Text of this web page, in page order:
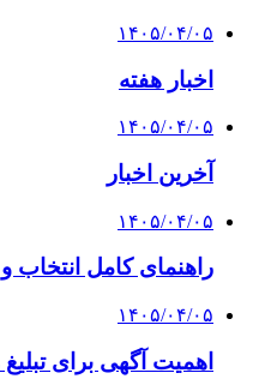
۱۴۰۵/۰۴/۰۵
اخبار هفته
۱۴۰۵/۰۴/۰۵
آخرین اخبار
۱۴۰۵/۰۴/۰۵
راهنمای کامل
۱۴۰۵/۰۴/۰۵
اهمیت آگهی برای